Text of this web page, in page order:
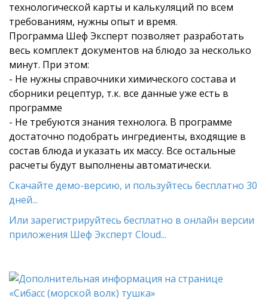
технологической карты и калькуляций по всем
требованиям, нужны опыт и время.
Программа Шеф Эксперт позволяет разработать
весь комплект документов на блюдо за несколько
минут. При этом:
- Не нужны справочники химического состава и
сборники рецептур, т.к. все данные уже есть в
программе
- Не требуются знания технолога. В программе
достаточно подобрать ингредиенты, входящие в
состав блюда и указать их массу. Все остальные
расчеты будут выполнены автоматически.
Скачайте демо-версию, и пользуйтесь бесплатно 30
дней...
Или зарегистрируйтесь бесплатно в онлайн версии
приложения Шеф Эксперт Cloud...